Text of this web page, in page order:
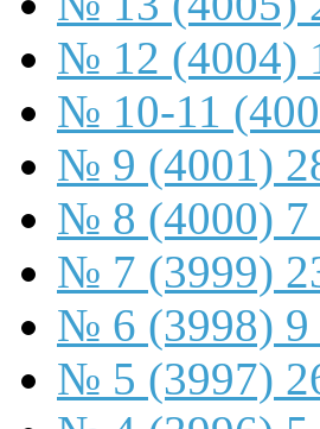
№ 12 (4004)
№ 10-11
№ 9 (4001)
№ 8 (4000) 7
№ 7 (3999)
№ 6 (3998) 9
№ 5 (3997)